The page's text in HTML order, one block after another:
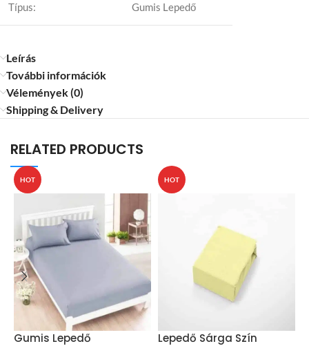
Típus: Gumis Lepedő
Leírás
További információk
Vélemények (0)
Shipping & Delivery
RELATED PRODUCTS
HOT
Gumis Lepedő
HOT
Lepedő Sárga Szín